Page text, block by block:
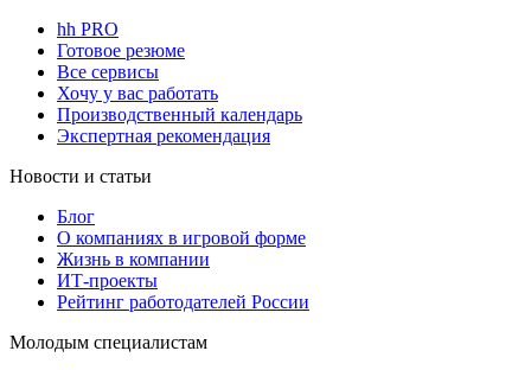
hh PRO
Готовое резюме
Все сервисы
Хочу у вас работать
Производственный календарь
Экспертная рекомендация
Новости и статьи
Блог
О компаниях в игровой форме
Жизнь в компании
ИТ-проекты
Рейтинг работодателей России
Молодым специалистам